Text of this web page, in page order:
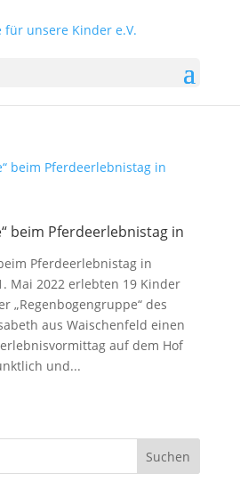
beim Pferdeerlebnistag in
Pferdeerlebnistag in
Mai 2022 erlebten 19 Kinder
„Regenbogengruppe“ des
aus Waischenfeld einen
auf dem Hof
und...